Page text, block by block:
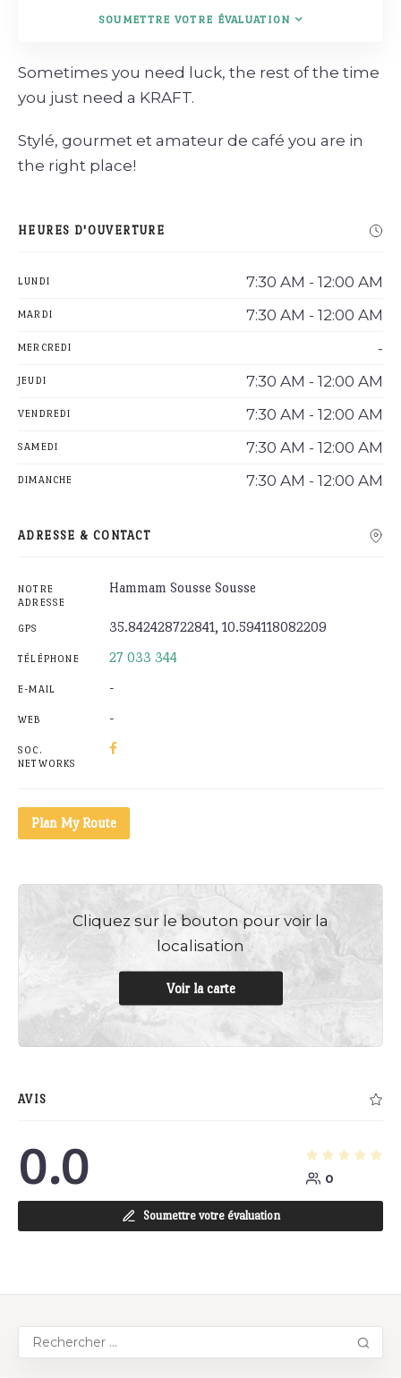
SOUMETTRE VOTRE ÉVALUATION
Sometimes you need luck, the rest of the time
you just need a KRAFT.
Stylé, gourmet et amateur de café you are in
the right place!
HEURES D'OUVERTURE
LUNDI 7:30 AM - 12:00 AM
MARDI 7:30 AM - 12:00 AM
MERCREDI -
JEUDI 7:30 AM - 12:00 AM
VENDREDI 7:30 AM - 12:00 AM
SAMEDI 7:30 AM - 12:00 AM
DIMANCHE 7:30 AM - 12:00 AM
ADRESSE & CONTACT
NOTRE
ADRESSE
Hammam Sousse Sousse
GPS 35.842428722841, 10.594118082209
TÉLÉPHONE 27 033 344
E-MAIL -
WEB -
SOC.
NETWORKS
Plan My Route
Cliquez sur le bouton pour voir la
localisation
Voir la carte
AVIS
0.0 0
Soumettre votre évaluation